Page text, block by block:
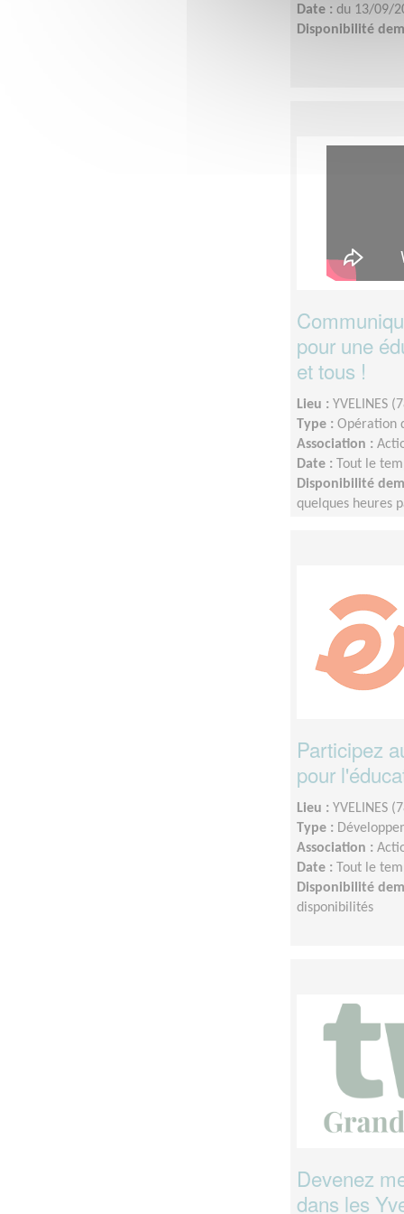
Date : du 13/09/
Disponibilité
pour une
et tous !
Lieu : YVELINES
Type : Opération
Association :
Date : Tout le
Disponibilité
quelques heures
Participez
pour
Lieu : YVELINES
Type :
Association :
Date : Tout le
Disponibilité
disponibilités
Devenez
dans les